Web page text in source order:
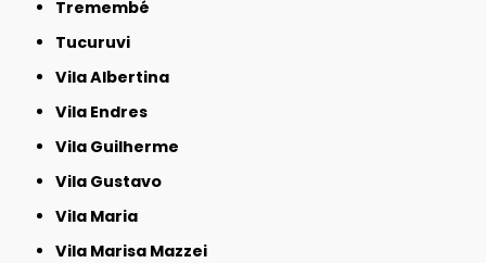
Tremembé
Tucuruvi
Vila Albertina
Vila Endres
Vila Guilherme
Vila Gustavo
Vila Maria
Vila Marisa Mazzei